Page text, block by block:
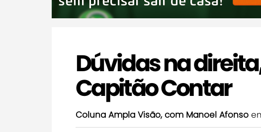
Dúvidas na
Capitão Contar
Coluna Ampla Visão, com Manoel Afonso